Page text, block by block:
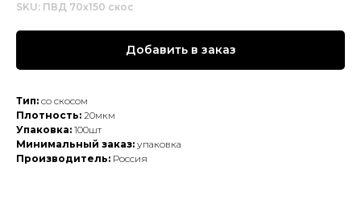
SKU: ПВД 70х150 скос
Добавить в заказ
Тип: со скосом
Плотность: 20мкм
Упаковка: 100шт
Минимальный заказ: упаковка
Производитель: Россия